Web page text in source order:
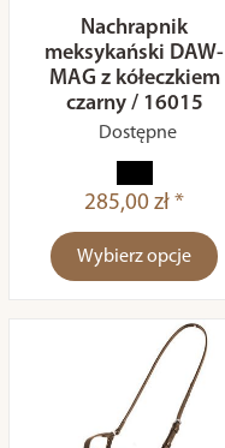
Nachrapnik
meksykański DAW-
MAG z kółeczkiem
czarny / 16015
Dostępne
285,00 zł *
Wybierz opcje